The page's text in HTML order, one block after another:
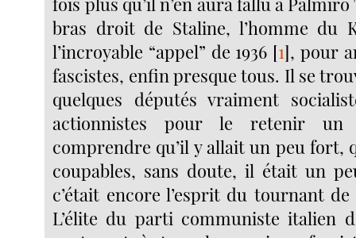
bras droit de Staline, l’homme du
l’incroyable “appel” de 1936 [1], pour
fascistes, enfin presque tous. Il se
quelques députés vraiment
actionnistes pour le retenir
comprendre qu’il y allait un peu fort,
coupables, sans doute, il était un
c’était encore l’esprit du tournant de
L’élite du parti communiste italien